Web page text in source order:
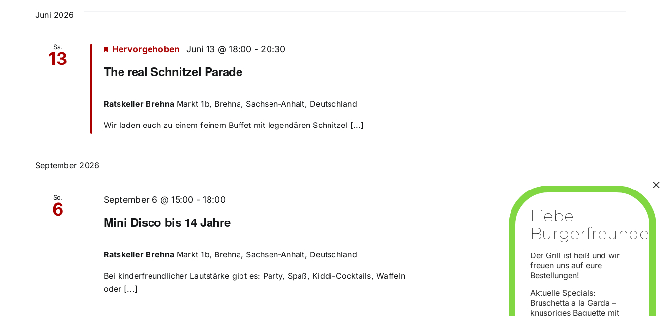
Juni 2026
Sa.
13
The real Schnitzel Parade
Hervorgehoben Juni 13 @ 18:00 - 20:30
Ratskeller Brehna Markt 1b, Brehna, Sachsen-Anhalt, Deutschland
Wir laden euch zu einem feinem Buffet mit legendären Schnitzel [...]
September 2026
So.
6
Mini Disco bis 14 Jahre
September 6 @ 15:00 -18:00
Ratskeller Brehna Markt 1b, Brehna, Sachsen-Anhalt, Deutschland
Bei kinderfreundlicher Lautstärke gibt es: Party, Spaß, Kiddi-Cocktails, Waffeln
oder [...]
Der Grill ist heiß und wir
freuen uns auf eure
Bestellungen!
Aktuelle Specials:
Bruschetta a la Garda –
knuspriges Baguette mit